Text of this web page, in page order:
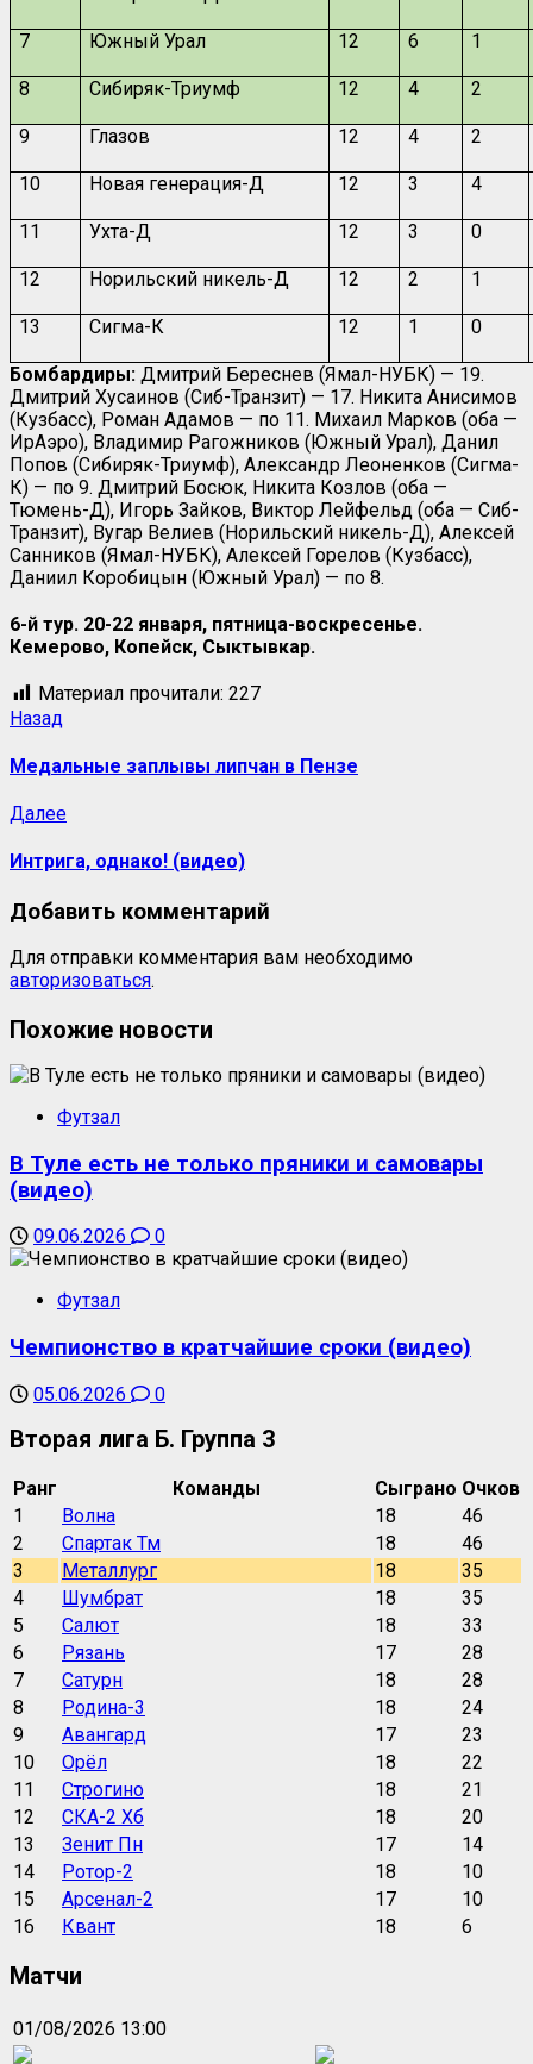
7 Южный Урал 12 6 1
8 Сибиряк-Триумф 12 4 2
9 Глазов 12 4 2
10 Новая генерация-Д 12 3 4
11 Ухта-Д 12 3 0
12 Норильский никель-Д 12 2 1
13 Сигма-К 12 1 0
Бомбардиры: Дмитрий Береснев (Ямал-НУБК) — 19.
Дмитрий Хусаинов (Сиб-Транзит) — 17. Никита Анисимов
(Кузбасс), Роман Адамов — по 11. Михаил Марков (оба —
ИрАэро), Владимир Рагожников (Южный Урал), Данил
Попов (Сибиряк-Триумф), Александр Леоненков (Сигма-
К) — по 9. Дмитрий Босюк, Никита Козлов (оба —
Тюмень-Д), Игорь Зайков, Виктор Лейфельд (оба — Сиб-
Транзит), Вугар Велиев (Норильский никель-Д), Алексей
Санников (Ямал-НУБК), Алексей Горелов (Кузбасс),
Даниил Коробицын (Южный Урал) — по 8.
6-й тур. 20-22 января, пятница-воскресенье.
Кемерово, Копейск, Сыктывкар.
Материал прочитали: 227
Назад
Медальные заплывы липчан в Пензе
Далее
Интрига, однако! (видео)
Добавить комментарий
Для отправки комментария вам необходимо
авторизоваться.
Похожие новости
Футзал
В Туле есть не только пряники и самовары
(видео)
09.06.2026 0
Футзал
Чемпионство в кратчайшие сроки (видео)
05.06.2026 0
Вторая лига Б. Группа 3
Ранг Команды Сыграно Очков
1
Волна 18
46
2
Спартак Тм 18
46
3
Металлург 18
35
4
Шумбрат 18
35
5
Салют 18
33
6
Рязань 17
28
7
Сатурн 18
28
8
Родина-3 18
24
9
Авангард 17
23
10
Орёл 18
22
11
Строгино 18
21
12
СКА-2 Хб 18
20
13
Зенит Пн 17
14
14
Ротор-2 18
10
15
Арсенал-2 17
10
16
Квант 18 6
Матчи
01/08/2026 13:00